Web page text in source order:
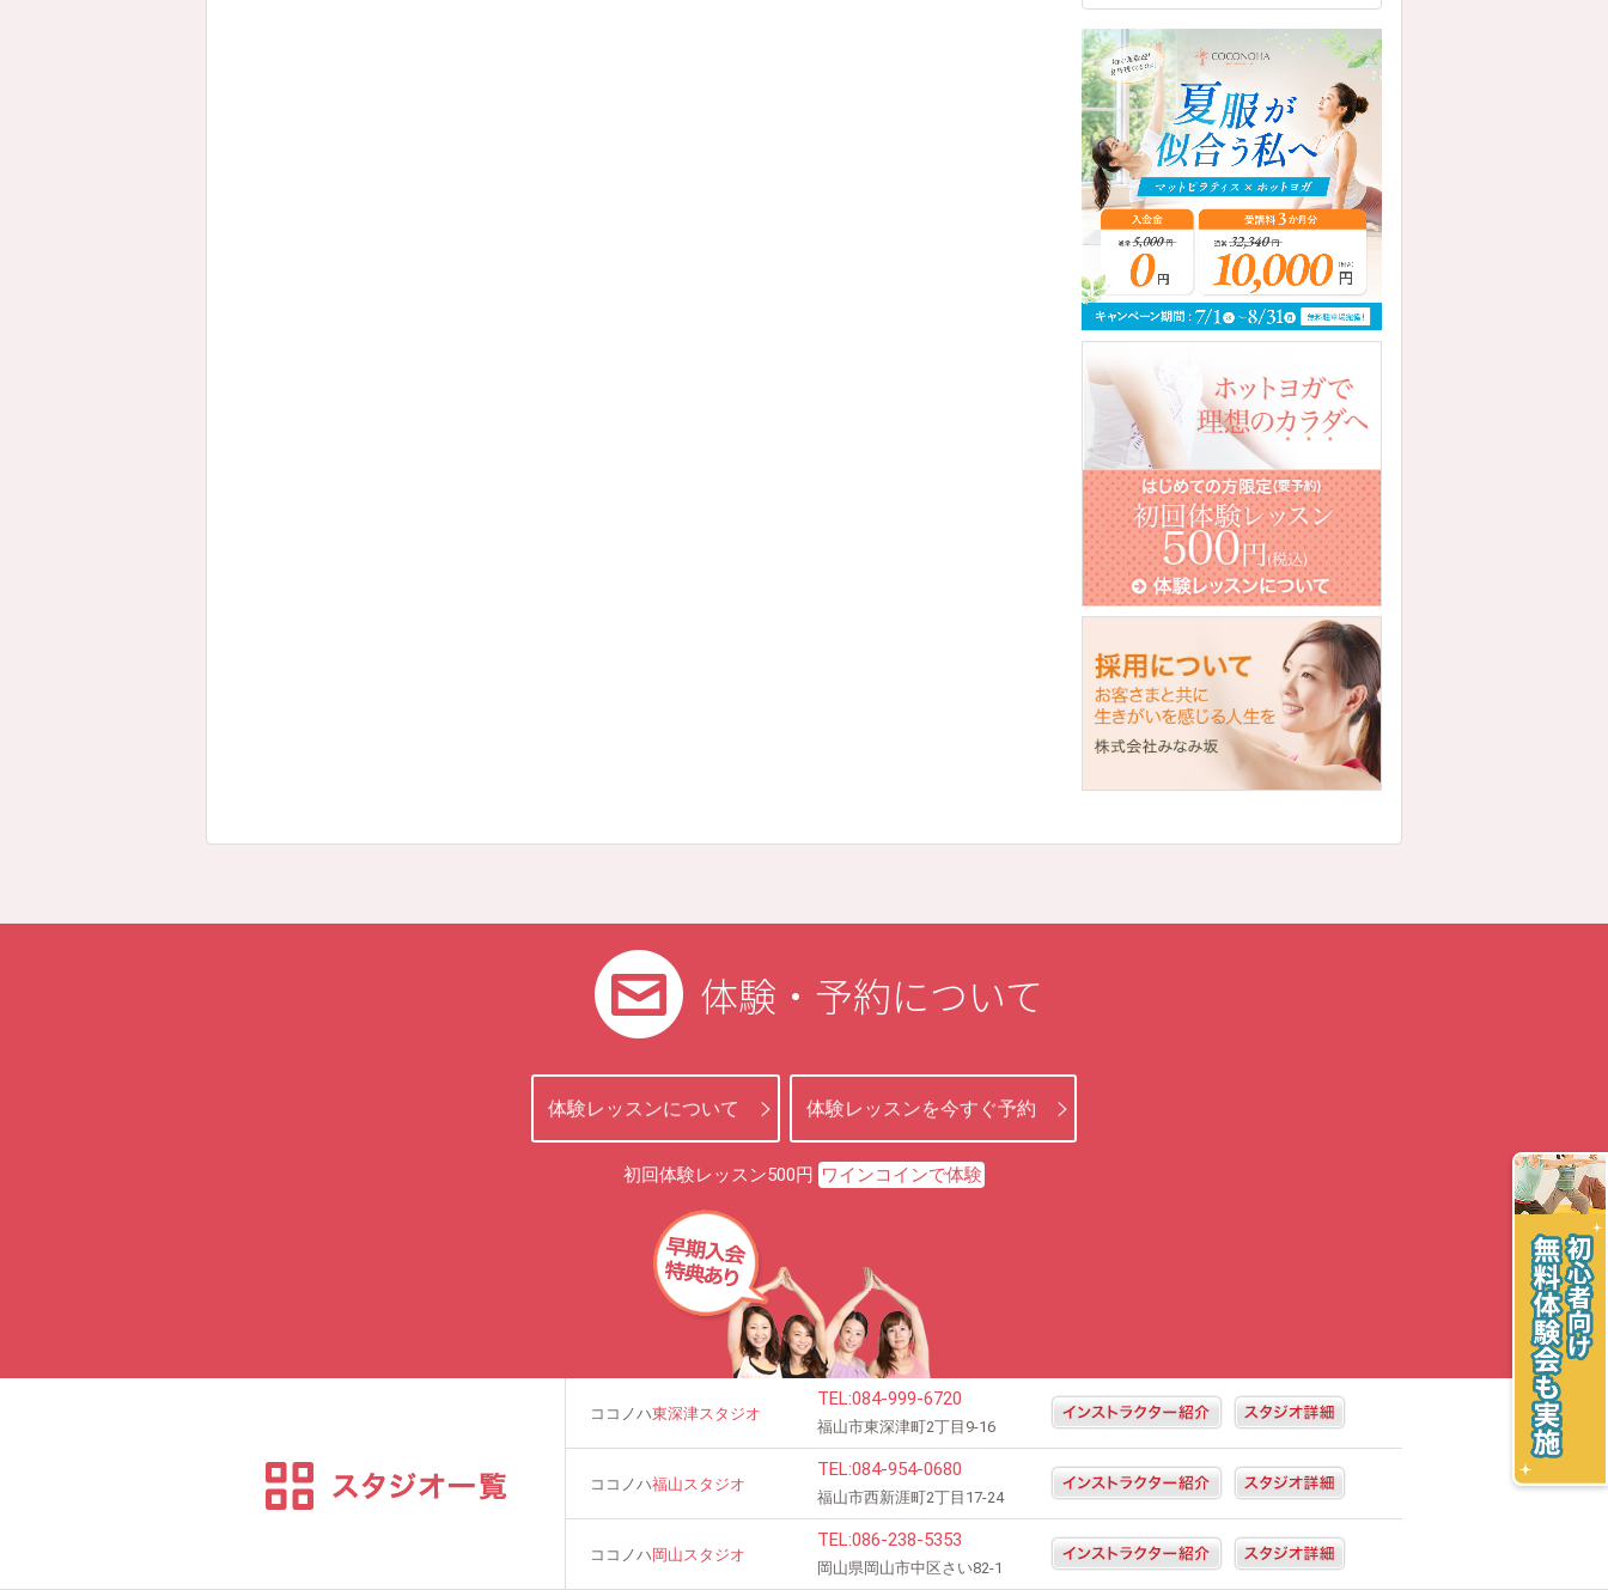
体験・予約について
体験レッスンについて 体験レッスンを今すぐ予約
初回体験レッスン500円 ワインコインで体験
ココノハ東深津スタジオ
TEL:084-999-6720
福山市東深津町2丁目9-16
ココノハ福山スタジオ
TEL:084-954-0680
福山市西新涯町2丁目17-24
ココノハ 岡山スタジオ
TEL:086-238-5353
岡山県岡山市中区さい82-1